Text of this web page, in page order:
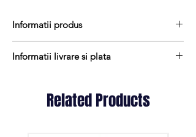
Informatii produs
livrare
Cod produs : 7148525
Informatii livrare si plata
expediate in termen de 1 - 2 zile lucratoare
iar termenul de livrare pentru produsele
Related Products